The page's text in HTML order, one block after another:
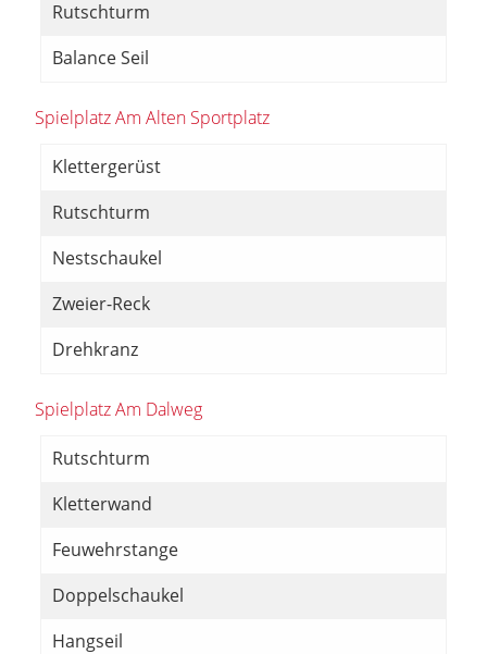
Rutschturm
Balance Seil
Spielplatz Am Alten Sportplatz
Klettergerüst
Rutschturm
Nestschaukel
Zweier-Reck
Drehkranz
Spielplatz Am Dalweg
Rutschturm
Kletterwand
Feuwehrstange
Doppelschaukel
Hangseil